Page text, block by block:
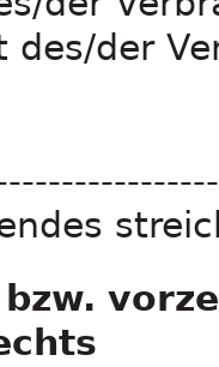
des/der